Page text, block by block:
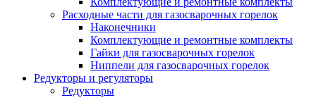
Расходные части для газосварочных горелок
Наконечники
Комплектующие и ремонтные комплекты
Гайки для газосварочных горелок
Ниппели для газосварочных горелок
Редукторы и регуляторы
Редукторы